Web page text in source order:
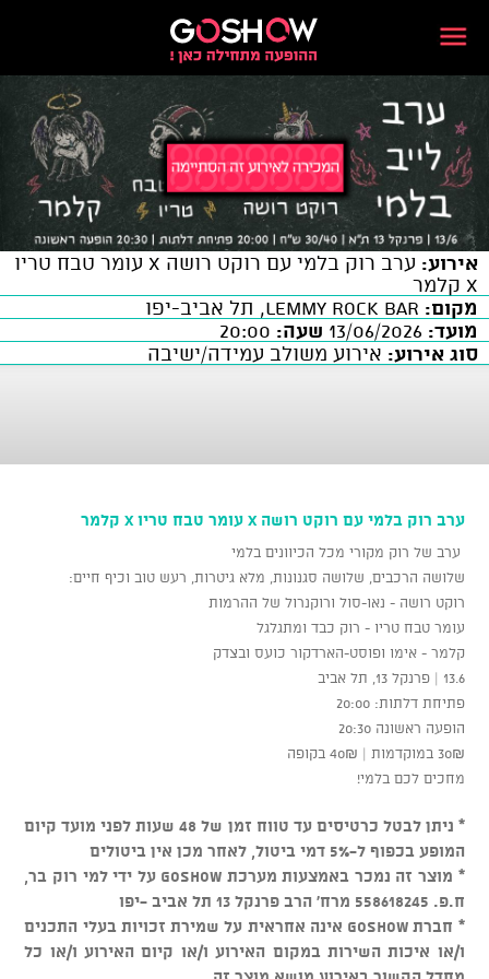
אירוע:
ערב רוק בלמי עם רוקט רושה X עומר טבח טריו
X קלמר
מקום:
מועד:
שעה:
סוג אירוע: אירוע משולב עמידה/ישיבה
ערב רוק בלמי עם רוקט רושה X עומר טבח טריו X קלמר
ערב של רוק מקורי מכל הכיוונים בלמי
שלושה הרכבים, שלושה סגנונות, מלא גיטרות, רעש טוב וכיף חיים:
רוקט רושה - נאו-סול ורוקנרול של ההרמות
עומר טבח טריו - רוק כבד ומתגלגל
קלמר - אימו ופוסט-הארדקור כועס ובצדק
13.6 | פרנקל 13, תל אביב
פתיחת דלתות: 20:00
הופעה ראשונה 20:30
30₪ במוקדמות | 40₪ בקופה
מחכים לכם בלמי!
* ניתן לבטל כרטיסים עד טווח זמן של 48 שעות לפני מועד קיום
המופע בכפוף ל-5% דמי ביטול, לאחר מכן אין ביטולים
* מוצר זה נמכר באמצעות מערכת GOSHOW על ידי למי רוק בר,
ח.פ. 558618245 מרח' הרב פרנקל 13 תל אביב -יפו
* חברת GOSHOW אינה אחראית על שמירת זכויות בעלי התכנים
ו/או איכות השירות במקום האירוע ו/או קיום האירוע ו/או כל